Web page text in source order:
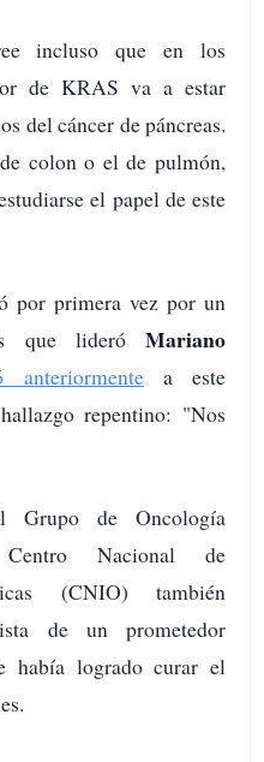
incluso que en los
de KRAS va a estar
del cáncer de páncreas.
colon o el de pulmón,
el papel de este
por primera vez por un
que lideró Mariano
anteriormentea este
repentino: "Nos
de Oncología
Nacional de
(CNIO) también
de un prometedor
había logrado curar el